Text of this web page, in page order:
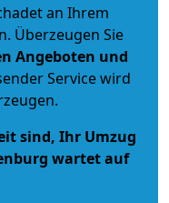
an Ihrem
Überzeugen Sie
Angeboten und
Service wird
sind, Ihr Umzug
wartet auf